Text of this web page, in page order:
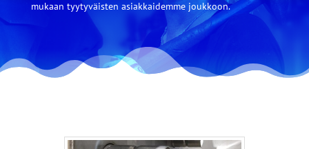
mukaan tyytyväisten asiakkaidemme joukkoon.